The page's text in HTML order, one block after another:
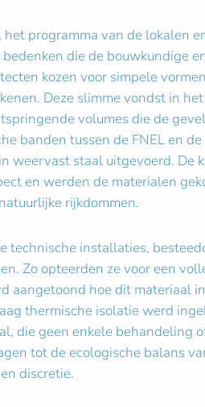
programma van de lokalen
die de bouwkundige
kozen voor simpele
Deze slimme vondst in
volumes die de
banden tussen de FNEL en
staal uitgevoerd. De
en werden de materialen
rijkdommen.
installaties,
Zo opteerden ze voor een
aangetoond hoe dit materiaal
thermische isolatie werd
die geen enkele behandeling
tot de ecologische balans
discretie.